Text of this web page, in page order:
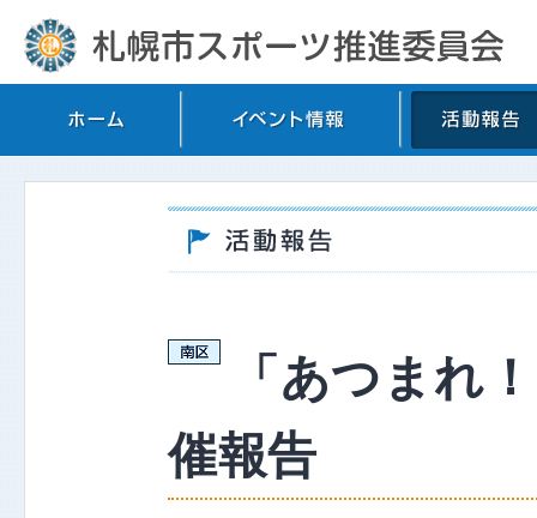
「あつまれ
催報告